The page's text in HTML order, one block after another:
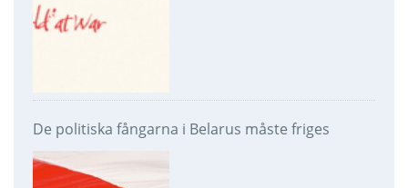
De politiska fångarna i Belarus måste friges